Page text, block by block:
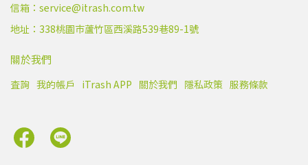
信箱：service@itrash.com.tw
地址：338桃園市蘆竹區西溪路539巷89-1號
關於我們
查詢 我的帳戶 iTrash APP 關於我們 隱私政策 服務條款